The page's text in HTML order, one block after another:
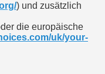
) und zusätzlich
die europäische
uk/your-